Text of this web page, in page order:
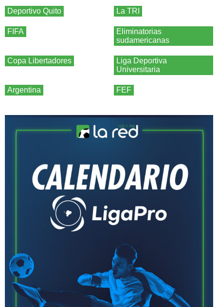
Deportivo Quito La TRI
FIFA
Eliminatorias
sudamericanas
Copa Libertadores
Liga Deportiva
Universitaria
Argentina FEF